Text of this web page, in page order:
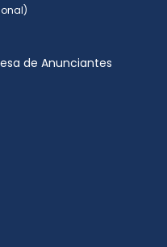
de Anunciantes